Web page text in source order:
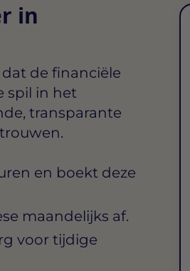
in
de financiële
spil in het
transparante
en boekt deze
maandelijks af.
voor tijdige